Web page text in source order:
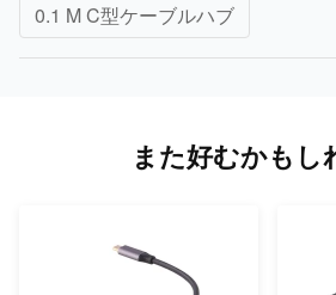
0.1 M C型ケーブルハブ
また好むかもし